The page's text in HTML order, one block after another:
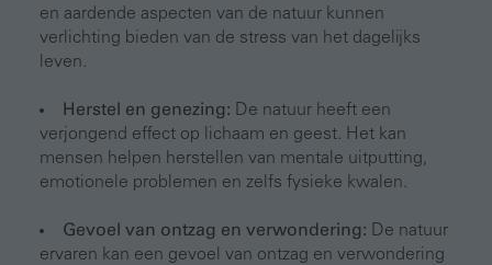
en aardende aspecten van de natuur kunnen
verlichting bieden van de stress van het dagelijks
leven.
Herstel en genezing: De natuur heeft een
verjongend effect op lichaam en geest. Het kan
mensen helpen herstellen van mentale uitputting,
emotionele problemen en zelfs fysieke kwalen.
Gevoel van ontzag en verwondering: De natuur
ervaren kan een gevoel van ontzag en verwondering